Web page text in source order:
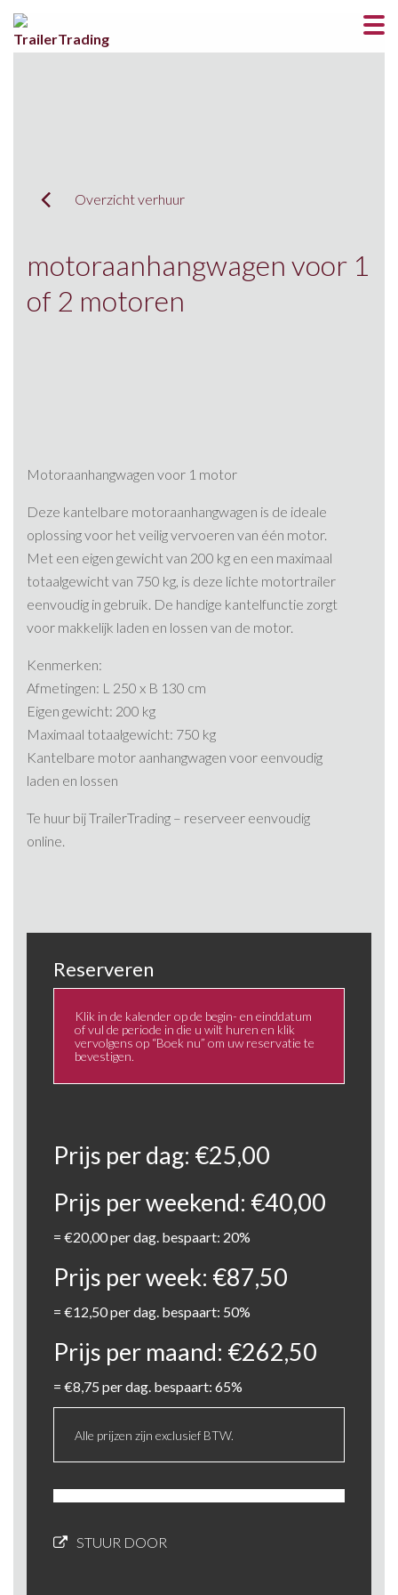
Overzicht verhuur
motoraanhangwagen voor 1
of 2 motoren
Motoraanhangwagen voor 1 motor
Deze kantelbare motoraanhangwagen is de ideale
oplossing voor het veilig vervoeren van één motor.
Met een eigen gewicht van 200 kg en een maximaal
totaalgewicht van 750 kg, is deze lichte motortrailer
eenvoudig in gebruik. De handige kantelfunctie zorgt
voor makkelijk laden en lossen van de motor.
Kenmerken:
Afmetingen: L 250 x B 130 cm
Eigen gewicht: 200 kg
Maximaal totaalgewicht: 750 kg
Kantelbare motor aanhangwagen voor eenvoudig
laden en lossen
Te huur bij TrailerTrading – reserveer eenvoudig
online.
Reserveren
Klik in de kalender op de begin- en einddatum
of vul de periode in die u wilt huren en klik
vervolgens op “Boek nu” om uw reservatie te
bevestigen.
Prijs per dag: €25,00
Prijs per weekend: €40,00
= €20,00per dag. bespaart: 20%
Prijs per week: €87,50
= €12,50per dag. bespaart: 50%
Prijs per maand: €262,50
= €8,75 per dag. bespaart: 65%
Alle prijzen zijn exclusief BTW.
STUUR DOOR